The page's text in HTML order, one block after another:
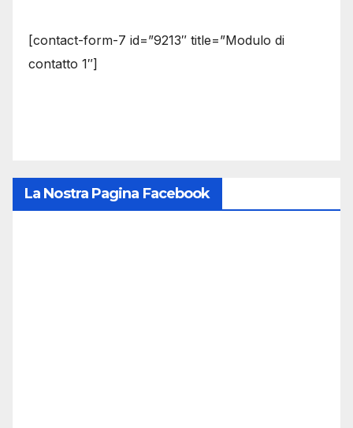
[contact-form-7 id=”9213″ title=”Modulo di
contatto 1″]
La Nostra Pagina Facebook